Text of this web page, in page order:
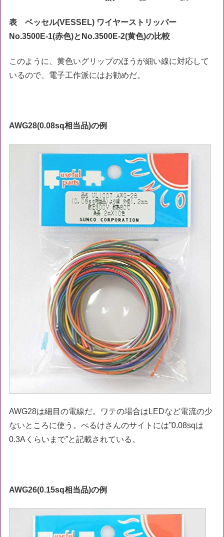
表 ベッセル(VESSEL) ワイヤーストリッパー
No.3500E-1(赤色)とNo.3500E-2(黄色)の比較
このように、黄色いグリップのほうが細い線に対応して
いるので、電子工作派にはお勧めだ。
AWG28(0.08sq相当品)の例
AWG28は細目の電線だ。ワテの場合はLEDなど電流の少
ないところに使う。ぺるけさんのサイトには”0.08sqは
0.3Aくらいまで”と記載されている。
AWG26(0.15sq相当品)の例